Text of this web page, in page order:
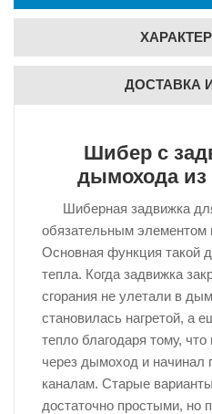
ДОСТАВКА
Шибер с
дымохода из
Шиберная задвижка
обязательным элементом
Основная функция такой
тепла. Когда задвижка
сгорания не улетали в
становилась нагретой, а
тепло благодаря тому, что
через дымоход и начинал
каналам. Старые
достаточно простыми, но